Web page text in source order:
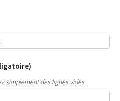
simplement des lignes vides.